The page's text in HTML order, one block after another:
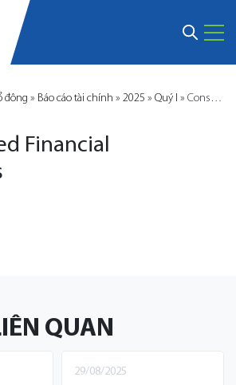
đông » Báo cáo tài chính » 2025 » Quý I » Consolidated Financial Statements
Financial
QUAN
29/08/2025